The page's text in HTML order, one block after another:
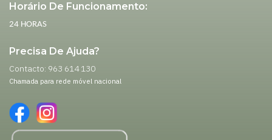
Horário De Funcionamento:
24 HORAS
Precisa De Ajuda?
Contacto: 963 614 130
Chamada para rede móvel nacional